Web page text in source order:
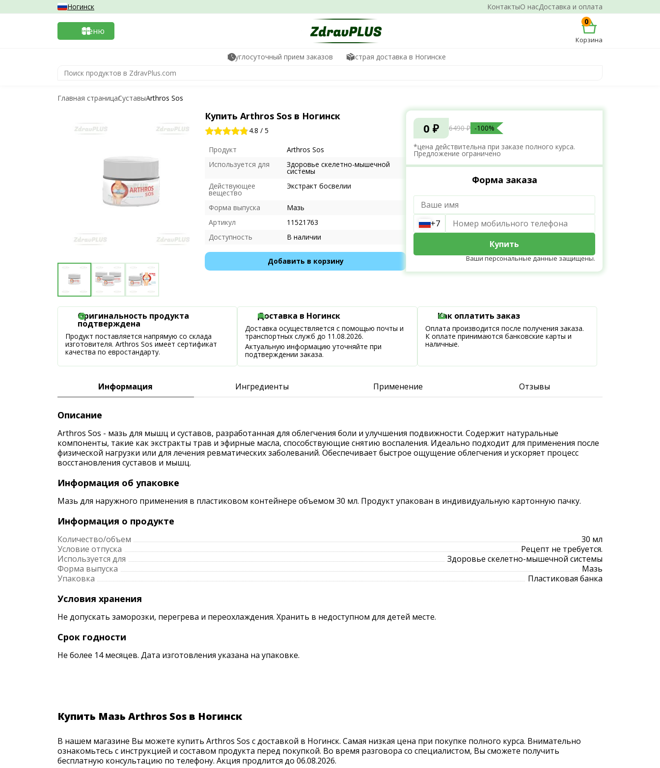
КонтактыО насДоставка и оплата
Ногинск
Меню
0
Корзина
Круглосуточный прием заказов Быстрая доставка в Ногинске
Главная страницаСуставыArthros Sos
Купить Arthros Sos в Ногинск
4.8 / 5
Продукт
Arthros Sos
Используется для
Здоровье скелетно-мышечной
системы
Действующее
вещество
Экстракт босвелии
Форма выпуска
Мазь
Артикул
11521763
Доступность
В наличии
Добавить в корзину
0 ₽ 6490 ₽ -100%
*цена действительна при заказе полного курса.
Предложение ограничено
Форма заказа
+7
Купить
Ваши персональные данные защищены.
Оригинальность продукта
подтверждена
Продукт поставляется напрямую со склада
изготовителя. Arthros Sos имеет сертификат
качества по евростандарту.
Доставка в Ногинск
Доставка осуществляется с помощью почты и
транспортных служб до 11.08.2026.
Актуальную информацию уточняйте при
подтверждении заказа.
Как оплатить заказ
Оплата производится после получения заказа.
К оплате принимаются банковские карты и
наличные.
Информация Ингредиенты Применение Отзывы
Описание
Arthros Sos - мазь для мышц и суставов, разработанная для облегчения боли и улучшения подвижности. Содержит натуральные
компоненты, такие как экстракты трав и эфирные масла, способствующие снятию воспаления. Идеально подходит для применения после
физической нагрузки или для лечения ревматических заболеваний. Обеспечивает быстрое ощущение облегчения и ускоряет процесс
восстановления суставов и мышц.
Информация об упаковке
Мазь для наружного применения в пластиковом контейнере объемом 30 мл. Продукт упакован в индивидуальную картонную пачку.
Информация о продукте
Количество/объем
30 мл
Условие отпуска
Рецепт не требуется.
Используется для
Здоровье скелетно-мышечной системы
Форма выпуска
Мазь
Упаковка
Пластиковая банка
Условия хранения
Не допускать заморозки, перегрева и переохлаждения. Хранить в недоступном для детей месте.
Срок годности
Не более 14 месяцев. Дата изготовления указана на упаковке.
Купить Мазь Arthros Sos в Ногинск
В нашем магазине Вы можете купить Arthros Sos с доставкой в Ногинск. Самая низкая цена при покупке полного курса. Внимательно
ознакомьтесь с инструкцией и составом продукта перед покупкой. Во время разговора со специалистом, Вы сможете получить
бесплатную консультацию по телефону. Акция продлится до 06.08.2026.